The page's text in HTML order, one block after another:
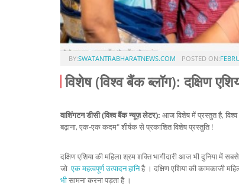
BY:SWATANTRABHARATNEWS.COM POSTED ON:
विशेष (विश्व बैंक ब्लॉग): दक्षिण
वाशिंगटन डीसी (विश्व बैंक न्यूज़ लेटर): आज विशेष में प्रस्तुत है, विश्व
बढ़ाना, एक-एक कदम" शीर्षक से प्रकाशित विशेष प्रस्तुति !
दक्षिण एशिया की महिला श्रम शक्ति भागीदारी आज भी दुनिया
जोएक महत्वपूर्ण उत्पादन हानिहै । दक्षिण एशिया की कामकाजी
भीसामना करना पड़ता है ।